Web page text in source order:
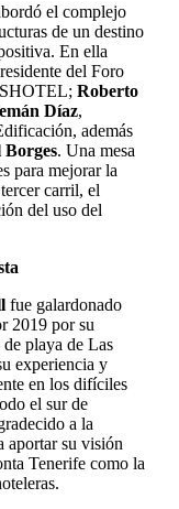
el complejo
de un destino
En ella
del Foro
Roberto
Díaz,
además
Borges. Una mesa
para mejorar la
carril, el
del uso del
fue galardonado
2019 por su
playa de Las
experiencia y
en los difíciles
el sur de
a la
aportar su visión
Tenerife como la